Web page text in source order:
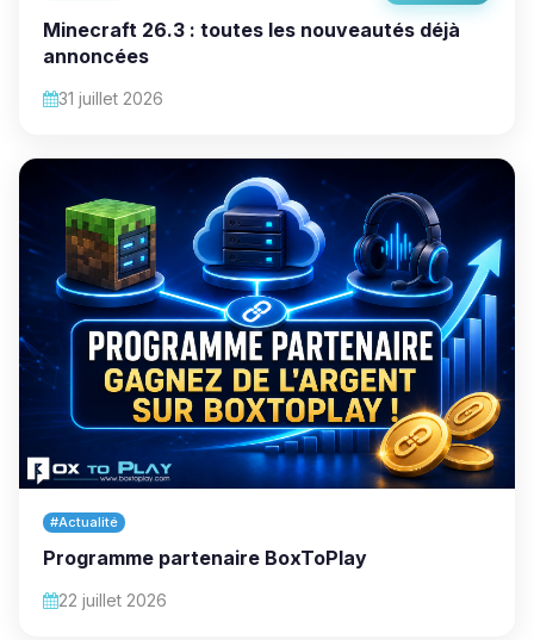
Minecraft 26.3 : toutes les nouveautés déjà
annoncées
31 juillet 2026
#Actualité
Programme partenaire BoxToPlay
22 juillet 2026